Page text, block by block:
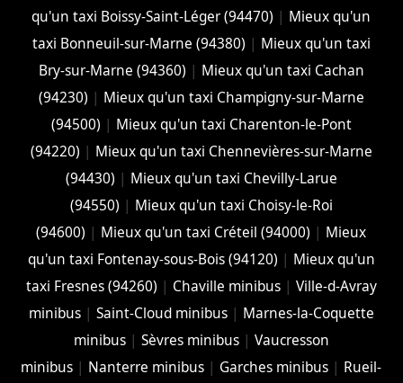
qu'un taxi Boissy-Saint-Léger (94470) | Mieux qu'un
taxi Bonneuil-sur-Marne (94380) | Mieux qu'un taxi
Bry-sur-Marne (94360) | Mieux qu'un taxi Cachan
(94230) | Mieux qu'un taxi Champigny-sur-Marne
(94500) | Mieux qu'un taxi Charenton-le-Pont
(94220) | Mieux qu'un taxi Chennevières-sur-Marne
(94430) | Mieux qu'un taxi Chevilly-Larue
(94550) | Mieux qu'un taxi Choisy-le-Roi
(94600) | Mieux qu'un taxi Créteil (94000) | Mieux
qu'un taxi Fontenay-sous-Bois (94120) | Mieux qu'un
taxi Fresnes (94260) | Chaville minibus| Ville-d-Avray
minibus| Saint-Cloud minibus| Marnes-la-Coquette
minibus| Sèvres minibus| Vaucresson
minibus | Nanterre minibus | Garches minibus | Rueil-